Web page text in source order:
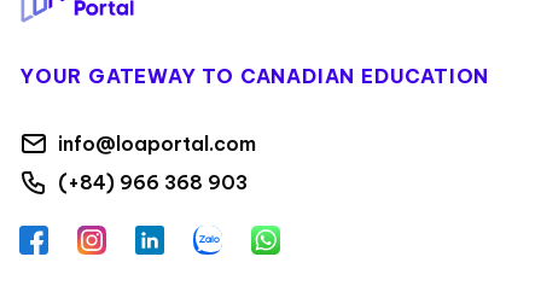
YOUR GATEWAY TO CANADIAN EDUCATION
info@loaportal.com
(+84) 966 368 903
FacebookInstagramLinkedInZalo WhatsApp